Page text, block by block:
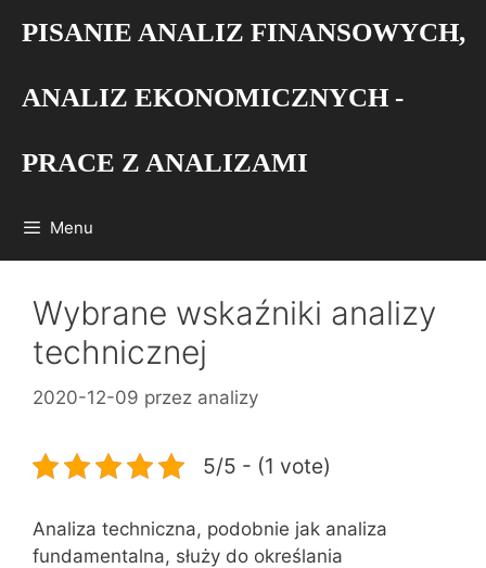
PISANIE ANALIZ FINANSOWYCH,
ANALIZ EKONOMICZNYCH -
PRACE Z ANALIZAMI
Menu
Wybrane wskaźniki analizy
technicznej
2020-12-09 przez analizy
5/5 - (1 vote)
Analiza techniczna, podobnie jak analiza
fundamentalna, służy do określania